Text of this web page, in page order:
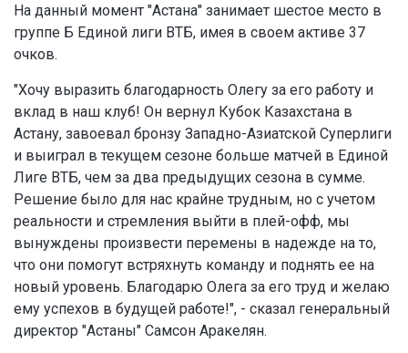
На данный момент "Астана" занимает шестое место в
группе Б Единой лиги ВТБ, имея в своем активе 37
очков.
"Хочу выразить благодарность Олегу за его работу и
вклад в наш клуб! Он вернул Кубок Казахстана в
Астану, завоевал бронзу Западно-Азиатской Суперлиги
и выиграл в текущем сезоне больше матчей в Единой
Лиге ВТБ, чем за два предыдущих сезона в сумме.
Решение было для нас крайне трудным, но с учетом
реальности и стремления выйти в плей-офф, мы
вынуждены произвести перемены в надежде на то,
что они помогут встряхнуть команду и поднять ее на
новый уровень. Благодарю Олега за его труд и желаю
ему успехов в будущей работе!", - сказал генеральный
директор "Астаны" Самсон Аракелян.